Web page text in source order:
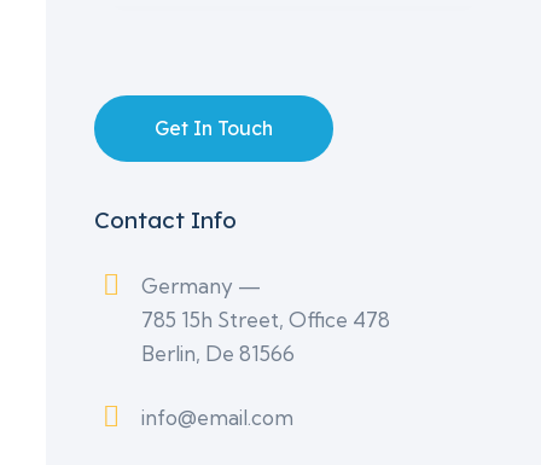
Contact Info
Germany —
785 15h Street, Office 478
Berlin, De 81566
info@email.com